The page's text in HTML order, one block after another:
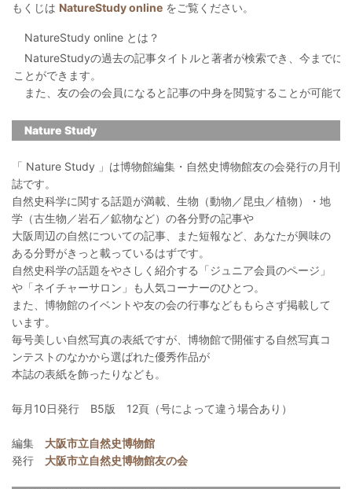
もくじは NatureStudy online をご覧ください。
NatureStudy online とは？
NatureStudyの過去の記事タイトルと著者が検索でき、今までに
ことができます。
また、友の会の会員になると記事の中身を閲覧することが可能で
Nature Study
「 Nature Study 」は博物館編集・自然史博物館友の会発行の月刊
誌です。
自然史科学に関する話題が満載、生物（動物／昆虫／植物）・地
学（古生物／岩石／鉱物など）の各分野の記事や
大阪周辺の自然についての記事、また短報など、あなたが興味の
ある分野がきっと載っているはずです。
自然史科学の話題をやさしく紹介する「ジュニア会員のページ」
や「ネイチャーサロン」も人気コーナーのひとつ。
また、博物館のイベントや友の会の行事などももらさず掲載して
います。
毎号美しい自然写真の表紙ですが、博物館で開催する自然写真コ
ンテストのなかから選ばれた優秀作品が
本誌の表紙を飾ったりなども。
毎月10日発行 B5版 12頁（号によって違う場合あり）
編集 大阪市立自然史博物館
発行 大阪市立自然史博物館友の会